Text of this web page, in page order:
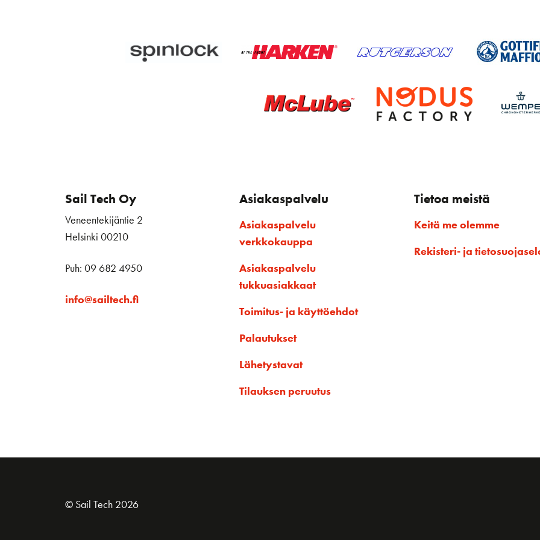
Sail Tech Oy
Veneentekijäntie 2
Helsinki 00210
Puh: 09 682 4950
info@sailtech.fi
Asiakaspalvelu
Asiakaspalvelu
verkkokauppa
Asiakaspalvelu
tukkuasiakkaat
Toimitus- ja käyttöehdot
Palautukset
Lähetystavat
Tilauksen peruutus
Tietoa meistä
Keitä me olemme
Rekisteri- ja
© Sail Tech 2026